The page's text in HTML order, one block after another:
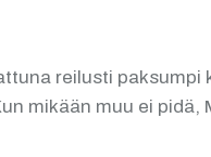
reilusti
mikään muu ei pidä,